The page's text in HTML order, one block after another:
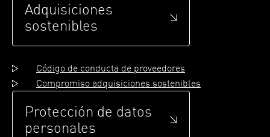
Adquisiciones
sostenibles
Código de conducta de proveedores
Compromiso adquisiciones sostenibles
Protección de datos
personales